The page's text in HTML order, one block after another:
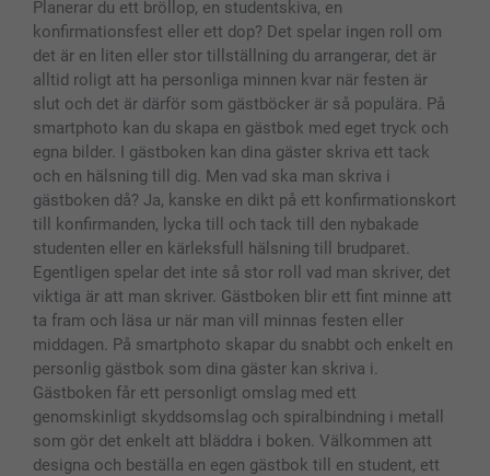
Fotoalmanackor & Fotoagenda
Fotoramar & Tillbehör
Presentkort
Alla fotoprodukter
Investor Relations
Status på beställningar
Planerar du ett bröllop, en studentskiva, en
konfirmationsfest eller ett dop? Det spelar ingen roll om
det är en liten eller stor tillställning du arrangerar, det är
alltid roligt att ha personliga minnen kvar när festen är
slut och det är därför som gästböcker är så populära. På
smartphoto kan du skapa en gästbok med eget tryck och
egna bilder. I gästboken kan dina gäster skriva ett tack
och en hälsning till dig. Men vad ska man skriva i
gästboken då? Ja, kanske en dikt på ett konfirmationskort
till konfirmanden, lycka till och tack till den nybakade
studenten eller en kärleksfull hälsning till brudparet.
Egentligen spelar det inte så stor roll vad man skriver, det
viktiga är att man skriver. Gästboken blir ett fint minne att
ta fram och läsa ur när man vill minnas festen eller
middagen. På smartphoto skapar du snabbt och enkelt en
personlig gästbok som dina gäster kan skriva i.
Gästboken får ett personligt omslag med ett
genomskinligt skyddsomslag och spiralbindning i metall
som gör det enkelt att bläddra i boken. Välkommen att
designa och beställa en egen gästbok till en student, ett